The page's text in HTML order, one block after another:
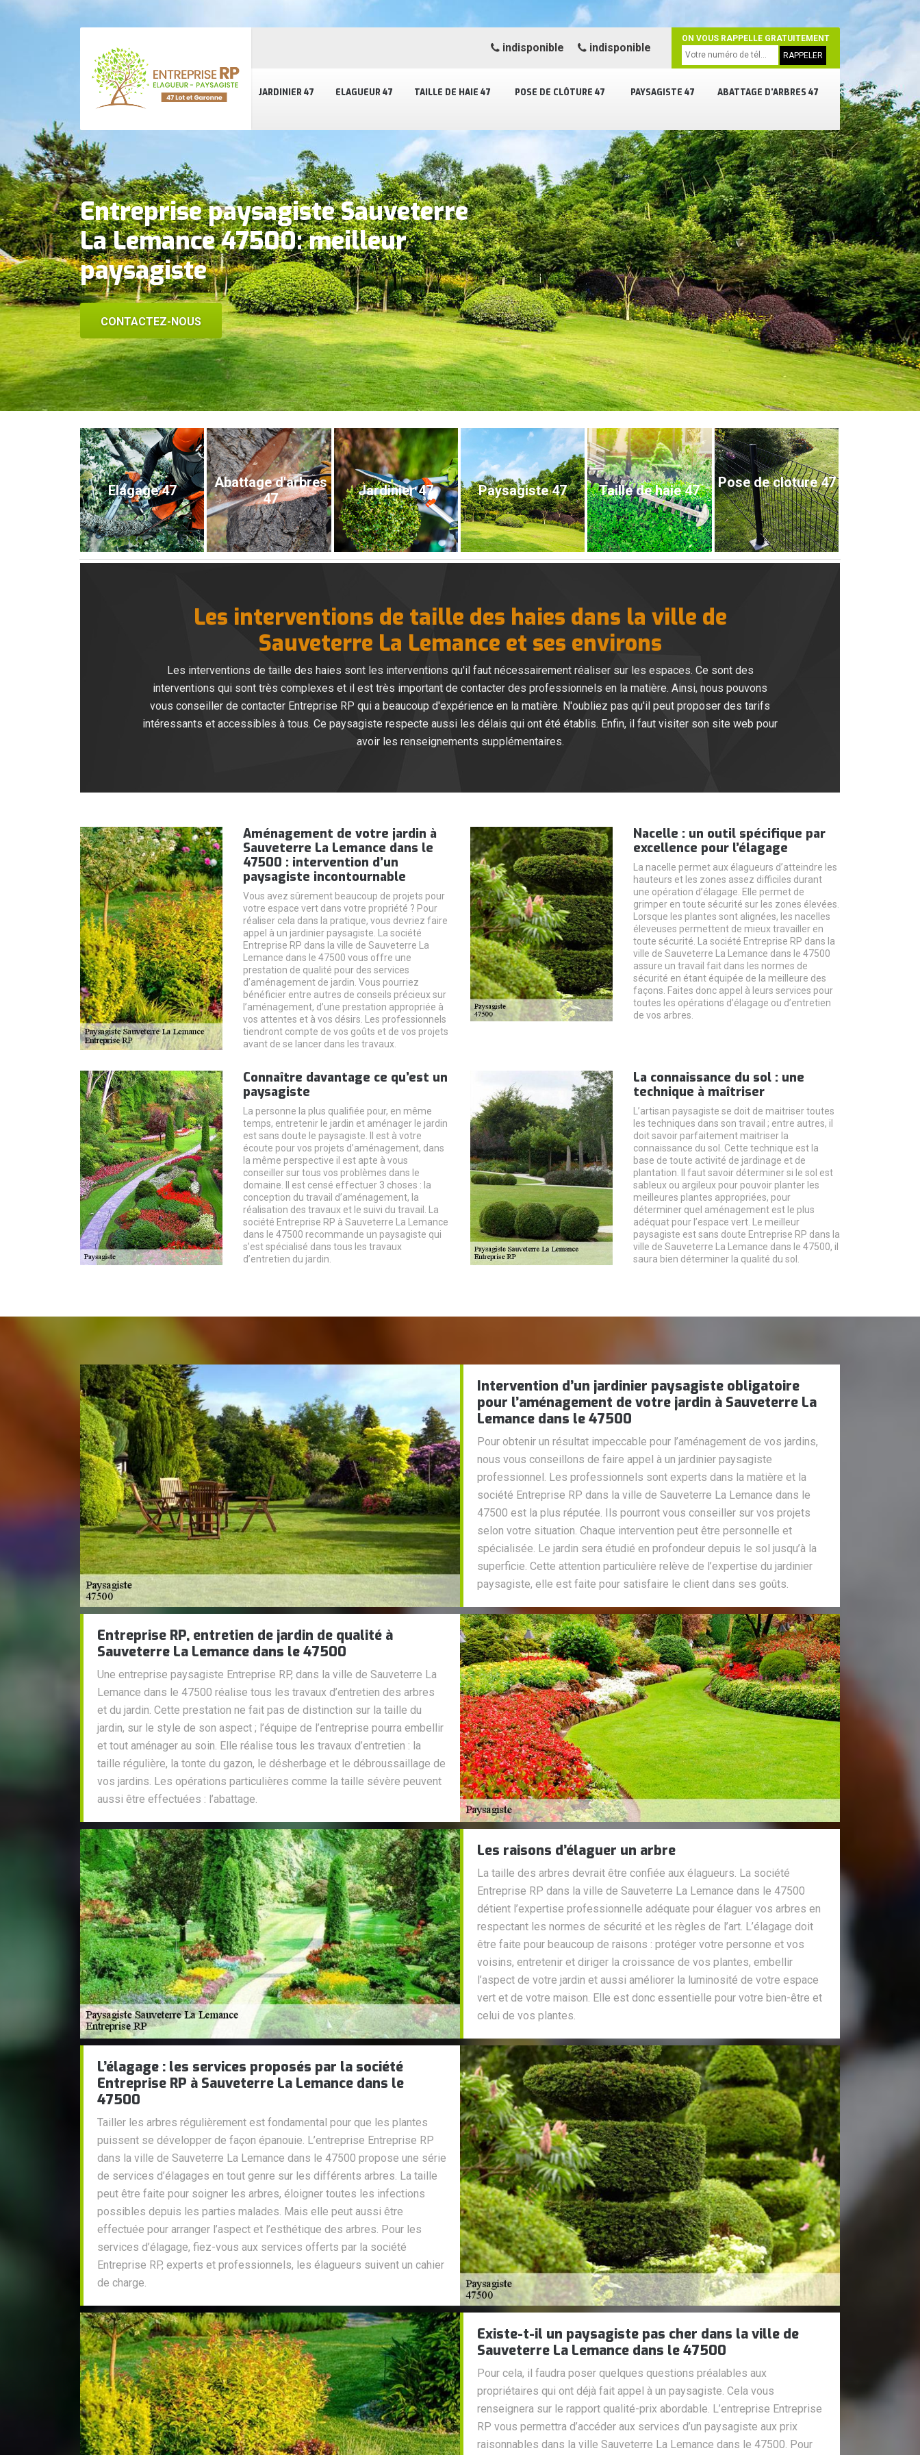
JARDINIER 47 ELAGUEUR 47 TAILLE DE HAIE 47 POSE DE CLÔTURE 47 PAYSAGISTE 47 ABATTAGE D'ARBRES 47
indisponible indisponible
ON VOUS RAPPELLE GRATUITEMENT
Entreprise paysagiste Sauveterre
La Lemance 47500: meilleur
paysagiste
CONTACTEZ-NOUS
Elagage 47
Abattage d'arbres
47
Jardinier 47 Paysagiste 47 Taille de haie 47 Pose de cloture 47
Les interventions de taille des haies dans la ville de
Sauveterre La Lemance et ses environs
Les interventions de taille des haies sont les interventions qu'il faut nécessairement réaliser sur les espaces. Ce sont des
interventions qui sont très complexes et il est très important de contacter des professionnels en la matière. Ainsi, nous pouvons
vous conseiller de contacter Entreprise RP qui a beaucoup d'expérience en la matière. N'oubliez pas qu'il peut proposer des tarifs
intéressants et accessibles à tous. Ce paysagiste respecte aussi les délais qui ont été établis. Enfin, il faut visiter son site web pour
avoir les renseignements supplémentaires.
Aménagement de votre jardin à
Sauveterre La Lemance dans le
47500 : intervention d’un
paysagiste incontournable
Vous avez sûrement beaucoup de projets pour
votre espace vert dans votre propriété ? Pour
réaliser cela dans la pratique, vous devriez faire
appel à un jardinier paysagiste. La société
Entreprise RP dans la ville de Sauveterre La
Lemance dans le 47500 vous offre une
prestation de qualité pour des services
d’aménagement de jardin. Vous pourriez
bénéficier entre autres de conseils précieux sur
l’aménagement, d’une prestation appropriée à
vos attentes et à vos désirs. Les professionnels
tiendront compte de vos goûts et de vos projets
avant de se lancer dans les travaux.
Nacelle : un outil spécifique par
excellence pour l’élagage
La nacelle permet aux élagueurs d’atteindre les
hauteurs et les zones assez difficiles durant
une opération d’élagage. Elle permet de
grimper en toute sécurité sur les zones élevées.
Lorsque les plantes sont alignées, les nacelles
éleveuses permettent de mieux travailler en
toute sécurité. La société Entreprise RP dans la
ville de Sauveterre La Lemance dans le 47500
assure un travail fait dans les normes de
sécurité en étant équipée de la meilleure des
façons. Faites donc appel à leurs services pour
toutes les opérations d’élagage ou d’entretien
de vos arbres.
Connaître davantage ce qu’est un
paysagiste
La personne la plus qualifiée pour, en même
temps, entretenir le jardin et aménager le jardin
est sans doute le paysagiste. Il est à votre
écoute pour vos projets d’aménagement, dans
la même perspective il est apte à vous
conseiller sur tous vos problèmes dans le
domaine. Il est censé effectuer 3 choses : la
conception du travail d’aménagement, la
réalisation des travaux et le suivi du travail. La
société Entreprise RP à Sauveterre La Lemance
dans le 47500 recommande un paysagiste qui
s’est spécialisé dans tous les travaux
d’entretien du jardin.
La connaissance du sol : une
technique à maîtriser
L’artisan paysagiste se doit de maitriser toutes
les techniques dans son travail ; entre autres, il
doit savoir parfaitement maitriser la
connaissance du sol. Cette technique est la
base de toute activité de jardinage et de
plantation. Il faut savoir déterminer si le sol est
sableux ou argileux pour pouvoir planter les
meilleures plantes appropriées, pour
déterminer quel aménagement est le plus
adéquat pour l’espace vert. Le meilleur
paysagiste est sans doute Entreprise RP dans la
ville de Sauveterre La Lemance dans le 47500, il
saura bien déterminer la qualité du sol.
Intervention d’un jardinier paysagiste obligatoire
pour l’aménagement de votre jardin à Sauveterre La
Lemance dans le 47500
Pour obtenir un résultat impeccable pour l’aménagement de vos jardins,
nous vous conseillons de faire appel à un jardinier paysagiste
professionnel. Les professionnels sont experts dans la matière et la
société Entreprise RP dans la ville de Sauveterre La Lemance dans le
47500 est la plus réputée. Ils pourront vous conseiller sur vos projets
selon votre situation. Chaque intervention peut être personnelle et
spécialisée. Le jardin sera étudié en profondeur depuis le sol jusqu’à la
superficie. Cette attention particulière relève de l’expertise du jardinier
paysagiste, elle est faite pour satisfaire le client dans ses goûts.
Entreprise RP, entretien de jardin de qualité à
Sauveterre La Lemance dans le 47500
Une entreprise paysagiste Entreprise RP, dans la ville de Sauveterre La
Lemance dans le 47500 réalise tous les travaux d’entretien des arbres
et du jardin. Cette prestation ne fait pas de distinction sur la taille du
jardin, sur le style de son aspect ; l’équipe de l’entreprise pourra embellir
et tout aménager au soin. Elle réalise tous les travaux d’entretien : la
taille régulière, la tonte du gazon, le désherbage et le débroussaillage de
vos jardins. Les opérations particulières comme la taille sévère peuvent
aussi être effectuées : l’abattage.
Les raisons d’élaguer un arbre
La taille des arbres devrait être confiée aux élagueurs. La société
Entreprise RP dans la ville de Sauveterre La Lemance dans le 47500
détient l’expertise professionnelle adéquate pour élaguer vos arbres en
respectant les normes de sécurité et les règles de l’art. L’élagage doit
être faite pour beaucoup de raisons : protéger votre personne et vos
voisins, entretenir et diriger la croissance de vos plantes, embellir
l’aspect de votre jardin et aussi améliorer la luminosité de votre espace
vert et de votre maison. Elle est donc essentielle pour votre bien-être et
celui de vos plantes.
L’élagage : les services proposés par la société
Entreprise RP à Sauveterre La Lemance dans le
47500
Tailler les arbres régulièrement est fondamental pour que les plantes
puissent se développer de façon épanouie. L’entreprise Entreprise RP
dans la ville de Sauveterre La Lemance dans le 47500 propose une série
de services d’élagages en tout genre sur les différents arbres. La taille
peut être faite pour soigner les arbres, éloigner toutes les infections
possibles depuis les parties malades. Mais elle peut aussi être
effectuée pour arranger l’aspect et l’esthétique des arbres. Pour les
services d’élagage, fiez-vous aux services offerts par la société
Entreprise RP, experts et professionnels, les élagueurs suivent un cahier
de charge.
Existe-t-il un paysagiste pas cher dans la ville de
Sauveterre La Lemance dans le 47500
Pour cela, il faudra poser quelques questions préalables aux
propriétaires qui ont déjà fait appel à un paysagiste. Cela vous
renseignera sur le rapport qualité-prix abordable. L’entreprise Entreprise
RP vous permettra d’accéder aux services d’un paysagiste aux prix
raisonnables dans la ville Sauveterre La Lemance dans le 47500. Pour